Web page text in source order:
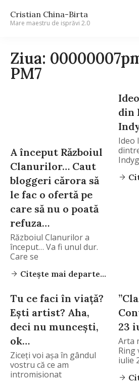
Cristian China-Birta
Mare maestru de isprăvi 2.0
Ziua:
PM7
A început Războiul
Clanurilor… Caut
bloggeri cărora să
le fac o ofertă pe
care să nu o poată
refuza…
Războiul Clanurilor a
început… Va fi unul dur.
Care se
Citește mai departe...
din
Ideo
Tu ce faci în viaţă?
Eşti artist? Aha,
deci nu munceşti,
ok…
Ziceţi voi aşa în gândul
vostru că ce am
intromisionat
23
Arta
Ring
iulie